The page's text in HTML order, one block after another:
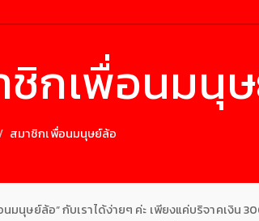
ชิกเพื่อนมนุ
สมาชิกเพื่อนมนุษย์ล้อ
มนุษย์ล้อ” กับเราได้ง่ายๆ ค่ะ เพียงแค่บริจาคเงิน